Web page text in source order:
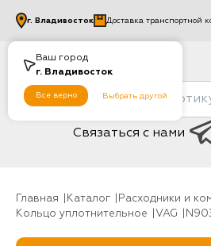
Ваш город
г. Владивосток
Все верно Выбрать другой
г. Владивосток Доставка транспортной
Связаться с нами
Главная Каталог Расходники и
Кольцо уплотнительное
VAG